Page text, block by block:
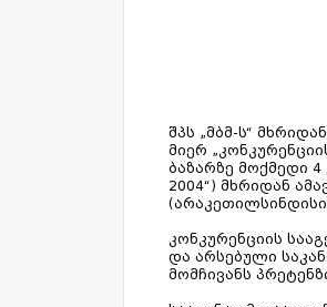
შპს „მბმ-ს“
მიერ
ბაზარზე მოქმედი 4
2004“) მხრიდან
კონკურენციის
და არსებული
მომჩივანს